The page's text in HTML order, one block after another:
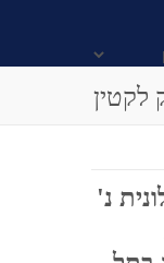
04-23 פלונית נ'